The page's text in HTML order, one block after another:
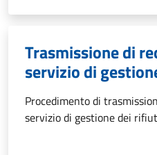
Trasmissione di
servizio di
Procedimento di
servizio di gestione dei